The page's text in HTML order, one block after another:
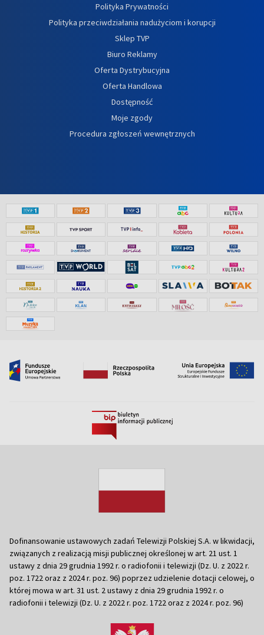
Polityka Prywatności
Polityka przeciwdziałania nadużyciom i korupcji
Sklep TVP
Biuro Reklamy
Oferta Dystrybucyjna
Oferta Handlowa
Dostępność
Moje zgody
Procedura zgłoszeń wewnętrznych
Dofinansowanie ustawowych zadań Telewizji Polskiej S.A. w likwidacji,
związanych z realizacją misji publicznej określonej w art. 21 ust. 1
ustawy z dnia 29 grudnia 1992 r. o radiofonii i telewizji (Dz. U. z 2022 r.
poz. 1722 oraz z 2024 r. poz. 96) poprzez udzielenie dotacji celowej, o
której mowa w art. 31 ust. 2 ustawy z dnia 29 grudnia 1992 r. o
radiofonii i telewizji (Dz. U. z 2022 r. poz. 1722 oraz z 2024 r. poz. 96)